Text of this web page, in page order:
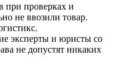
при проверках и
не ввозили товар.
эксперты и юристы со
не допустят никаких